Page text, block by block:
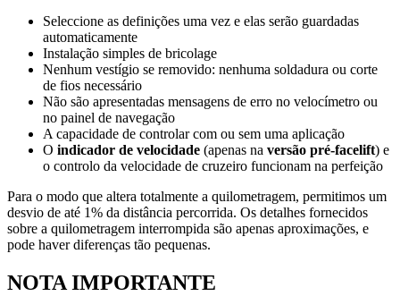
Seleccione as definições uma vez e elas serão guardadas
automaticamente
Instalação simples de bricolage
Nenhum vestígio se removido: nenhuma soldadura ou corte
de fios necessário
Não são apresentadas mensagens de erro no velocímetro ou
no painel de navegação
A capacidade de controlar com ou sem uma aplicação
O indicador de velocidade (apenas na versão pré-facelift) e
o controlo da velocidade de cruzeiro funcionam na perfeição
Para o modo que altera totalmente a quilometragem, permitimos um
desvio de até 1% da distância percorrida. Os detalhes fornecidos
sobre a quilometragem interrompida são apenas aproximações, e
pode haver diferenças tão pequenas.
NOTA IMPORTANTE